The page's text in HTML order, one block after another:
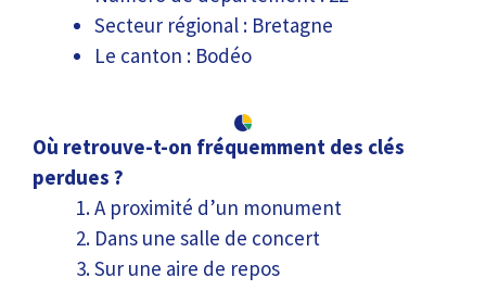
Secteur régional : Bretagne
Le canton : Bodéo
Où retrouve-t-on fréquemment des clés
perdues ?
A proximité d’un monument
Dans une salle de concert
Sur une aire de repos